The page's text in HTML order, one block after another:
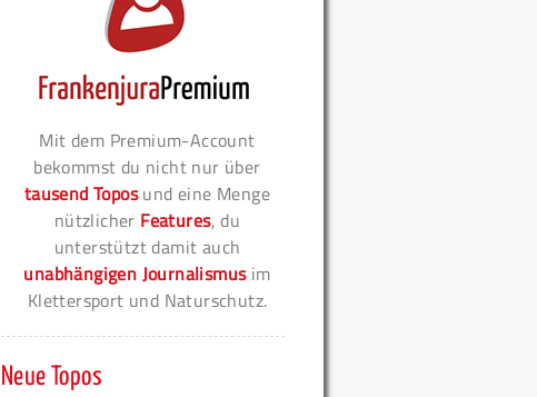
Mit dem Premium-Account
bekommst du nicht nur über
tausend Toposund eine Menge
nützlicher Features, du
unterstützt damit auch
unabhängigen Journalismusim
Klettersport und Naturschutz.
Neue Topos